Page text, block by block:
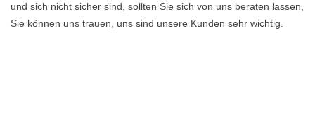
und sich nicht sicher sind, sollten Sie sich von uns beraten lassen,
Sie können uns trauen, uns sind unsere Kunden sehr wichtig.